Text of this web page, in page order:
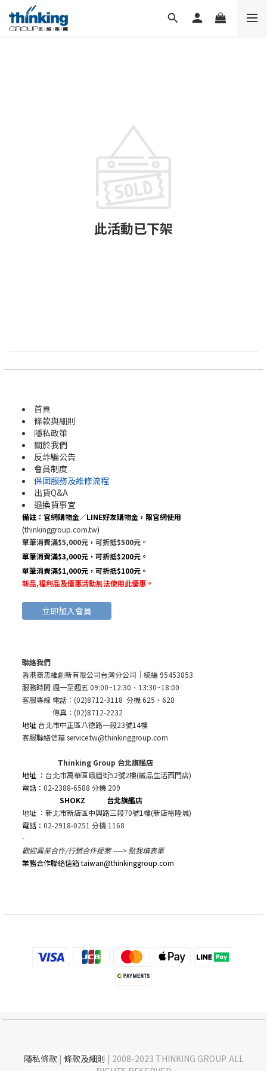
此活動已下架
首頁
條款與細則
隱私政策
關於我們
反詐騙公告
會員制度
保固服務及維修流程
出貨Q&A
退換貨事宜
備註：官網購物金／LINE好友購物金，限官網使用
(thinkinggroup.com.tw)
單筆消費滿$5,000元，可折抵$500元。
單筆消費滿$3,000元，可折抵$200元。
單筆消費滿$1,000元，可折抵$100元。
新品,福利品及優惠活動無法使用此優惠 。
立即加入會員
聯絡我們
香港商思維創新有限公司台灣分公司 ｜統編 95453853
服務時間 週一至週五 09:00~12:30、13:30~18:00
客服專線 電話：(02)8712-3118 分機 625、628
傳真：(02)8712-2232
地址 台北市中正區八德路一段23號14樓
客服聯絡信箱 service.tw@thinkinggroup.com
Thinking Group 台北旗艦店
地址 ： 台北市萬華區峨眉街52號2樓(誠品生活西門店)
電話： 02-2388-6588 分機 209
SHOKZ 台北旗艦店
地址 ：新北市新店區中興路三段70號1樓(新店裕隆城)
電話： 02-2918-0251 分機 1168
-
歡迎異業合作/行銷合作提案 ---->點我填表單
業務合作聯絡信箱 taiwan@thinkinggroup.com
隱私條款| 條款及細則 | 2008-2023 THINKING GROUP. ALL